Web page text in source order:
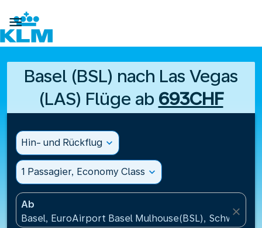

Basel (BSL) nach Las Vegas
(LAS) Flüge ab 693CHF
Hin- und Rückflug expand_more
1 Passagier, Economy Class expand_more
Ab
Basel, EuroAirport Basel Mulhouse(BSL), Schweiz
close